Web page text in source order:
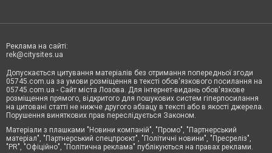
Реклама на сайті:
rek@citysites.ua
Допускається цитування матеріалів без отримання попередньої згоди
05745.com.ua за умови розміщення в тексті обов'язкового посилання на
05745.com.ua - Сайт міста Лозова. Для інтернет-видань обов'язкове
розміщення прямого, відкритого для пошукових систем гіперпосилання
на цитовані статті не нижче другого абзацу в тексті або в якості джерела.
Порушення виняткових прав переслідується Законом.
Матеріали з плашками "Новини компаній", "Промо", "Партнерський
матеріал", "Партнерський спецпроєкт", "Політичні новини", "Пресреліз",
"PR", "Офіційно", "Політична реклама" публікуються на правах реклами.